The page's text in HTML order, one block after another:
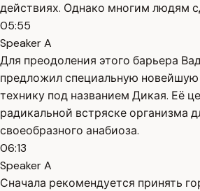
действиях. Однако многим людям
05:55
Speaker A
Для преодоления этого барьера
предложил специальную новейшую
технику под названием Дикая. Её
радикальной встряске организма
своеобразного анабиоза.
06:13
Speaker A
Сначала рекомендуется принять